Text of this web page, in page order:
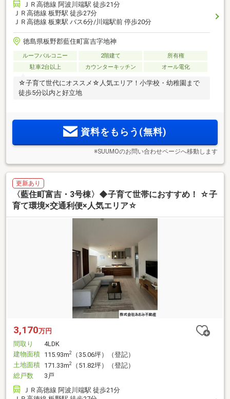
ＪＲ高徳線 阿波川端駅 徒歩21分
ＪＲ高徳線 板野駅 徒歩27分
ＪＲ高徳線 板東駅 バス6分/川端駅前 停歩20分
徳島県板野郡藍住町富吉字地神
ルーフバルコニー 2階建て
所有権
駐車2台以上
カウンターキッチン オール電化
☆子育て世代にオススメ☆人気エリア！小学校・幼稚園まで
徒歩5分以内と好立地
資料をもらう(無料)
※SUUMOのお問い合わせページへ移動します
更新あり
〈藍住町富吉・3号棟〉◆子育て世帯におすすめ！ ☆子
育て環境×交通利便×人気エリア☆
3,170万円
間取り
4LDK
建物面積 115.93m2
（35.06坪）（登記）
土地面積 171.33m2
（51.82坪）（登記）
総戸数
3戸
ＪＲ高徳線 阿波川端駅 徒歩21分